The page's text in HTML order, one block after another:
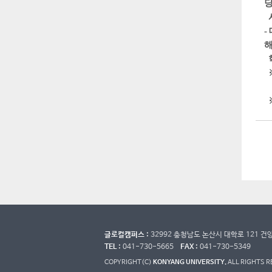
-
해
글로컬캠퍼스 : 32992 충청남도 논산시 대학로 121 건
TEL : 041-730-5665 FAX : 041-730-5349
COPYRIGHT(C) KONYANG UNIVERSITY. ALL RIGHTS